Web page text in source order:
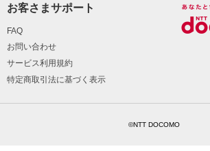
お客さまサポート
FAQ
お問い合わせ
サービス利用規約
特定商取引法に基づく表示
©NTT DOCOMO